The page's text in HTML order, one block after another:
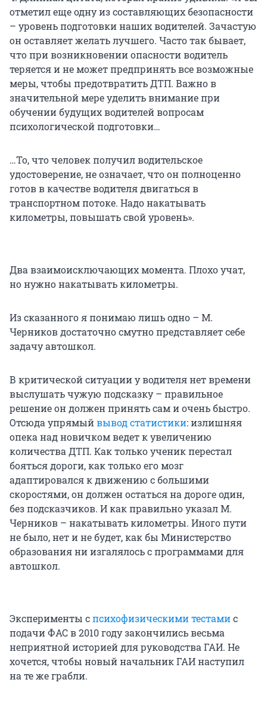
отметил еще одну из составляющих безопасности
– уровень подготовки наших водителей. Зачастую
он оставляет желать лучшего. Часто так бывает,
что при возникновении опасности водитель
теряется и не может предпринять все возможные
меры, чтобы предотвратить ДТП. Важно в
значительной мере уделить внимание при
обучении будущих водителей вопросам
психологической подготовки…
…То, что человек получил водительское
удостоверение, не означает, что он полноценно
готов в качестве водителя двигаться в
транспортном потоке. Надо накатывать
километры, повышать свой уровень».
Два взаимоисключающих момента. Плохо учат,
но нужно накатывать километры.
Из сказанного я понимаю лишь одно – М.
Черников достаточно смутно представляет себе
задачу автошкол.
В критической ситуации у водителя нет времени
выслушать чужую подсказку – правильное
решение он должен принять сам и очень быстро.
Отсюда упрямыйвывод статистики: излишняя
опека над новичком ведет к увеличению
количества ДТП. Как только ученик перестал
бояться дороги, как только его мозг
адаптировался к движению с большими
скоростями, он должен остаться на дороге один,
без подсказчиков. И как правильно указал М.
Черников – накатывать километры. Иного пути
не было, нет и не будет, как бы Министерство
образования ни изгалялось с программами для
автошкол.
Эксперименты спсихофизическими тестамис
подачи ФАС в 2010 году закончились весьма
неприятной историей для руководства ГАИ. Не
хочется, чтобы новый начальник ГАИ наступил
на те же грабли.